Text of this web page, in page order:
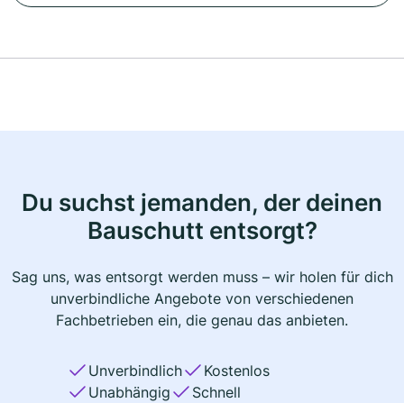
Du suchst jemanden, der deinen
Bauschutt entsorgt?
Sag uns, was entsorgt werden muss – wir holen für dich
unverbindliche Angebote von verschiedenen
Fachbetrieben ein, die genau das anbieten.
Unverbindlich
Kostenlos
Unabhängig
Schnell